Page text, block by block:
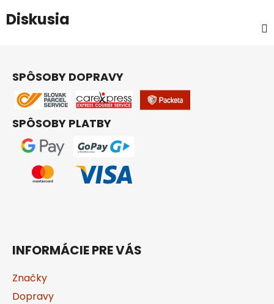
Diskusia
SPÔSOBY DOPRAVY
SPÔSOBY PLATBY
INFORMÁCIE PRE VÁS
Značky
Dopravy